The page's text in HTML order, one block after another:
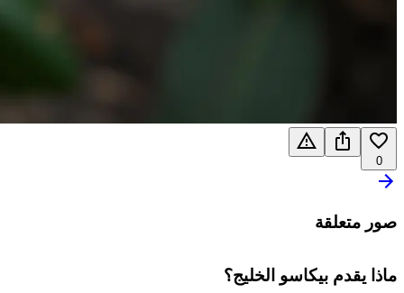
0
صور متعلقة
ماذا يقدم بيكاسو الخليج؟